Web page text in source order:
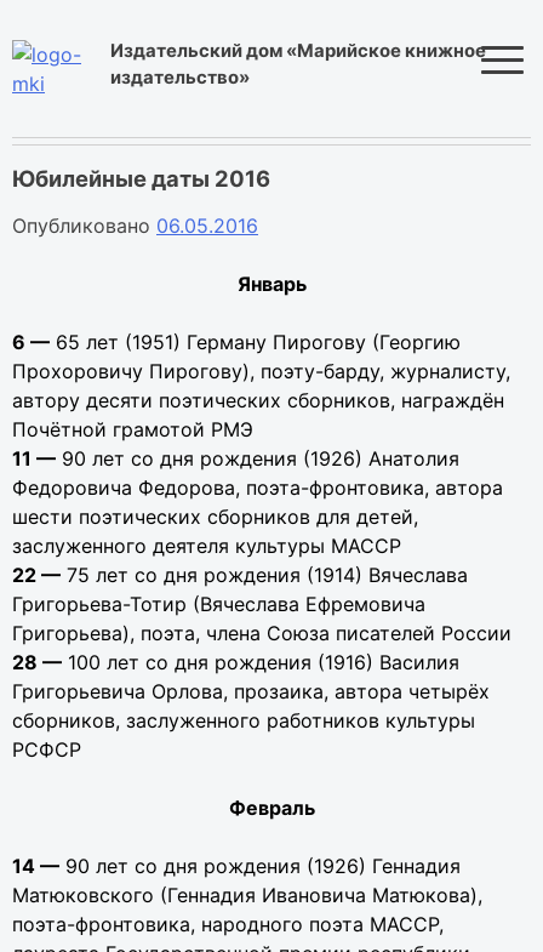
to
content
Издательский дом «Марийское книжное
издательство»
Юбилейные даты 2016
Опубликовано 06.05.2016
Январь
6 — 65 лет (1951) Герману Пирогову (Георгию
Прохоровичу Пирогову), поэту-барду, журналисту,
автору десяти поэтических сборников, награждён
Почётной грамотой РМЭ
11 — 90 лет со дня рождения (1926) Анатолия
Федоровича Федорова, поэта-фронтовика, автора
шести поэтических сборников для детей,
заслуженного деятеля культуры МАССР
22 — 75 лет со дня рождения (1914) Вячеслава
Григорьева-Тотир (Вячеслава Ефремовича
Григорьева), поэта, члена Союза писателей России
28 — 100 лет со дня рождения (1916) Василия
Григорьевича Орлова, прозаика, автора четырёх
сборников, заслуженного работников культуры
РСФСР
Февраль
14 — 90 лет со дня рождения (1926) Геннадия
Матюковского (Геннадия Ивановича Матюкова),
поэта-фронтовика, народного поэта МАССР,